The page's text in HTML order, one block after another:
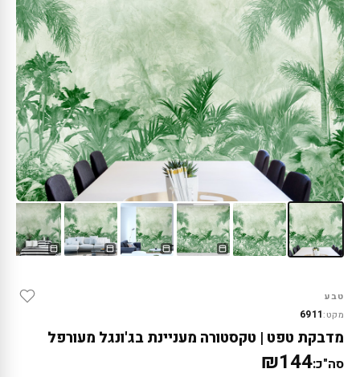
טבע
מקט:6911
מדבקת טפט | טקסטורה מעניינת בג'ונגל מעורפל
סה"כ:₪144